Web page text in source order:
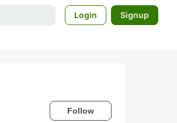
Login Signup
Follow